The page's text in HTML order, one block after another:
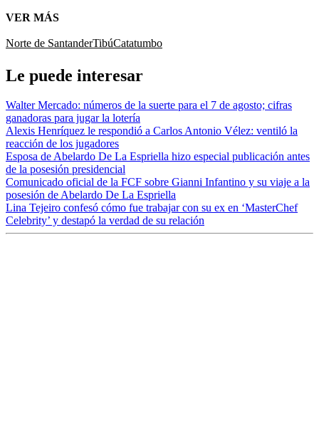
VER MÁS
Norte de SantanderTibúCatatumbo
Le puede interesar
Walter Mercado: números de la suerte para el 7 de agosto; cifras
ganadoras para jugar la lotería
Alexis Henríquez le respondió a Carlos Antonio Vélez: ventiló la
reacción de los jugadores
Esposa de Abelardo De La Espriella hizo especial publicación antes
de la posesión presidencial
Comunicado oficial de la FCF sobre Gianni Infantino y su viaje a la
posesión de Abelardo De La Espriella
Lina Tejeiro confesó cómo fue trabajar con su ex en ‘MasterChef
Celebrity’ y destapó la verdad de su relación